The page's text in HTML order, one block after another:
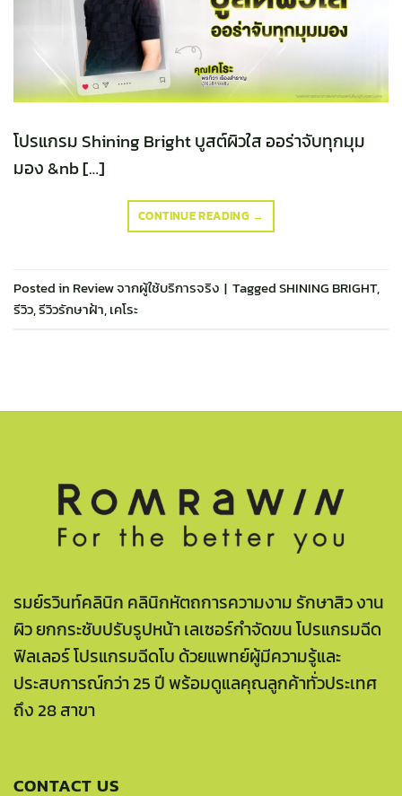
โปรแกรม Shining Bright บูสต์ผิวใส ออร่าจับทุกมุม
มอง &nb […]
CONTINUE READING →
Posted in Review จากผู้ใช้บริการจริง | TaggedSHINING BRIGHT,
รีวิว,รีวิวรักษาฝ้า,เคโระ
รมย์รวินท์คลินิก คลินิกหัตถการความงาม รักษาสิว งาน
ผิว ยกกระชับปรับรูปหน้า เลเซอร์กำจัดขน โปรแกรมฉีด
ฟิลเลอร์ โปรแกรมฉีดโบ ด้วยแพทย์ผู้มีความรู้และ
ประสบการณ์กว่า 25 ปี พร้อมดูแลคุณลูกค้าทั่วประเทศ
ถึง 28 สาขา
CONTACT US